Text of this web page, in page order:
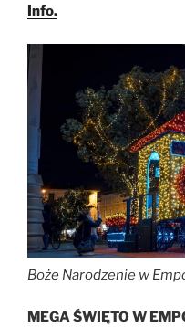
Info.
Boże Narodzenie w
MEGA ŚWIĘTO W